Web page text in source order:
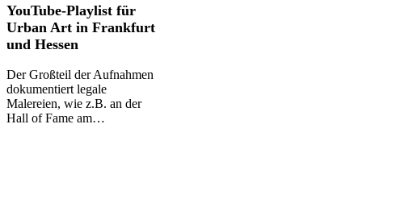
YouTube-
Playlist
Urban
in
Frankfurt
und
Hessen
YouTube-Playlist für
Urban Art in Frankfurt
und Hessen
Der Großteil der Aufnahmen
dokumentiert legale
Malereien, wie z.B. an der
Hall of Fame am…